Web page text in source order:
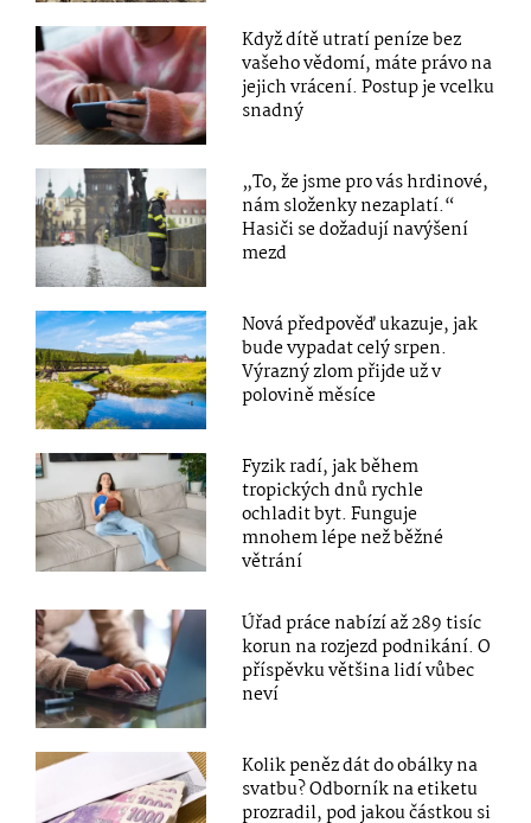
Když dítě utratí peníze bez
vašeho vědomí, máte právo na
jejich vrácení. Postup je vcelku
snadný
„To, že jsme pro vás hrdinové,
nám složenky nezaplatí.“
Hasiči se dožadují navýšení
mezd
Nová předpověď ukazuje, jak
bude vypadat celý srpen.
Výrazný zlom přijde už v
polovině měsíce
Fyzik radí, jak během
tropických dnů rychle
ochladit byt. Funguje
mnohem lépe než běžné
větrání
Úřad práce nabízí až 289 tisíc
korun na rozjezd podnikání. O
příspěvku většina lidí vůbec
neví
Kolik peněz dát do obálky na
svatbu? Odborník na etiketu
prozradil, pod jakou částkou si